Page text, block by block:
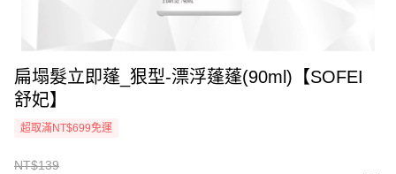
扁塌髮立即蓬_狠型-漂浮蓬蓬(90ml)【SOFEI
舒妃】
超取滿NT$699免運
NT$139